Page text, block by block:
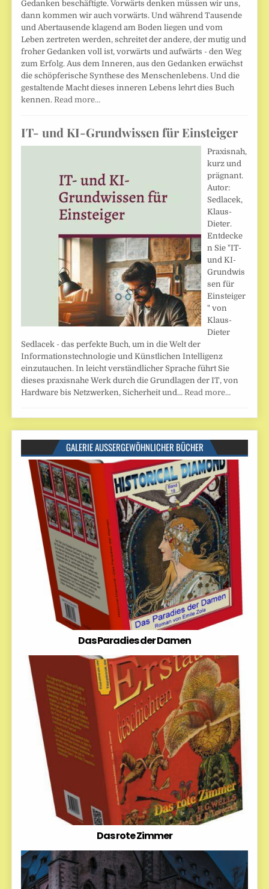
Gedanken beschäftigte. Vorwärts denken müssen wir uns,
dann kommen wir auch vorwärts. Und während Tausende
und Abertausende klagend am Boden liegen und vom
Leben zertreten werden, schreitet der andere, der mutig und
froher Gedanken voll ist, vorwärts und aufwärts - den Weg
zum Erfolg. Aus dem Inneren, aus den Gedanken erwächst
die schöpferische Synthese des Menschenlebens. Und die
gestaltende Macht dieses inneren Lebens lehrt dies Buch
kennen. Read more…
IT- und KI-Grundwissen für Einsteiger
Praxisnah,
kurz und
prägnant.
Autor:
Sedlacek,
Klaus-
Dieter.
Entdecke
n Sie "IT-
und KI-
Grundwis
sen für
Einsteiger
" von
Klaus-
Dieter
Sedlacek - das perfekte Buch, um in die Welt der
Informationstechnologie und Künstlichen Intelligenz
einzutauchen. In leicht verständlicher Sprache führt Sie
dieses praxisnahe Werk durch die Grundlagen der IT, von
Hardware bis Netzwerken, Sicherheit und… Read more…
GALERIE AUSSERGEWÖHNLICHER BÜCHER
Das Paradies der Damen
Das rote Zimmer